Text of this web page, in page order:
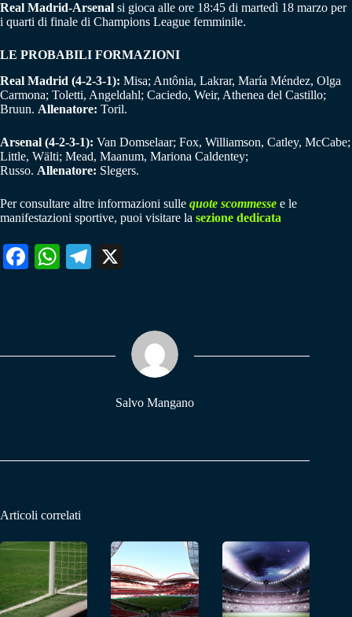
Real Madrid-Arsenal si gioca alle ore 18:45 di martedì 18 marzo per
i quarti di finale di Champions League femminile.
LE PROBABILI FORMAZIONI
Real Madrid (4-2-3-1): Misa; Antônia, Lakrar, María Méndez, Olga
Carmona; Toletti, Angeldahl; Caciedo, Weir, Athenea del Castillo;
Bruun. Allenatore: Toril.
Arsenal (4-2-3-1): Van Domselaar; Fox, Williamson, Catley, McCabe;
Little, Wälti; Mead, Maanum, Mariona Caldentey;
Russo. Allenatore: Slegers.
Per consultare altre informazioni sulle quote scommesse e le
manifestazioni sportive, puoi visitare la sezione dedicata
Fa W
pp
Te
m
Salvo Mangano
Articoli correlati